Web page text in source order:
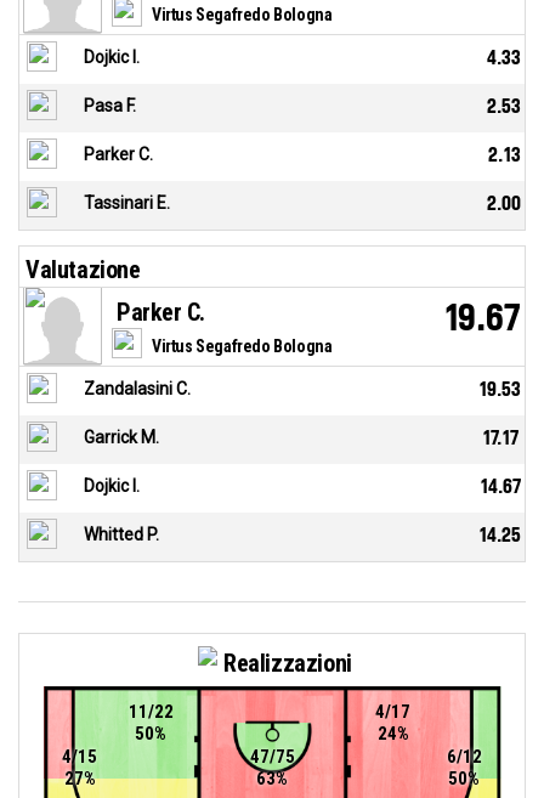
Virtus Segafredo Bologna
Dojkic I. 4.33
Pasa F. 2.53
Parker C. 2.13
Tassinari E. 2.00
Valutazione
Virtus Segafredo Bologna
Parker C. 19.67
Zandalasini C. 19.53
Garrick M. 17.17
Dojkic I. 14.67
Whitted P. 14.25
Realizzazioni
11/22
50%
4/17
24%
47/75
63%
4/15
27%
6/12
50%